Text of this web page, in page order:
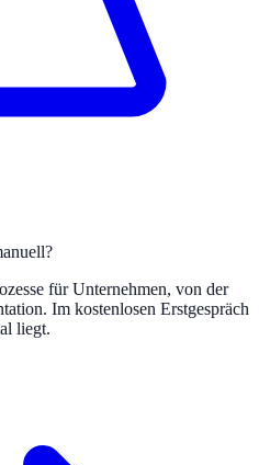
für Unternehmen, von der
Im kostenlosen Erstgespräch
liegt.